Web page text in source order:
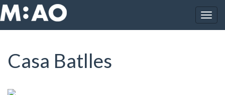
Vés al contingut
Inici Casa Batlles
Casa Batlles